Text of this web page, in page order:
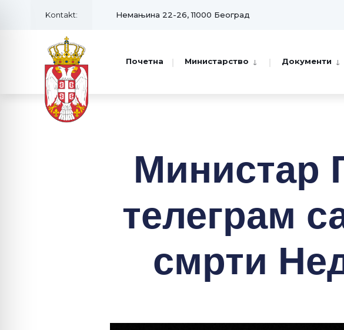
Kontakt: Немањина 22-26, 11000 Београд
Почетна Министарство Документи
Министар
телеграм
смрти